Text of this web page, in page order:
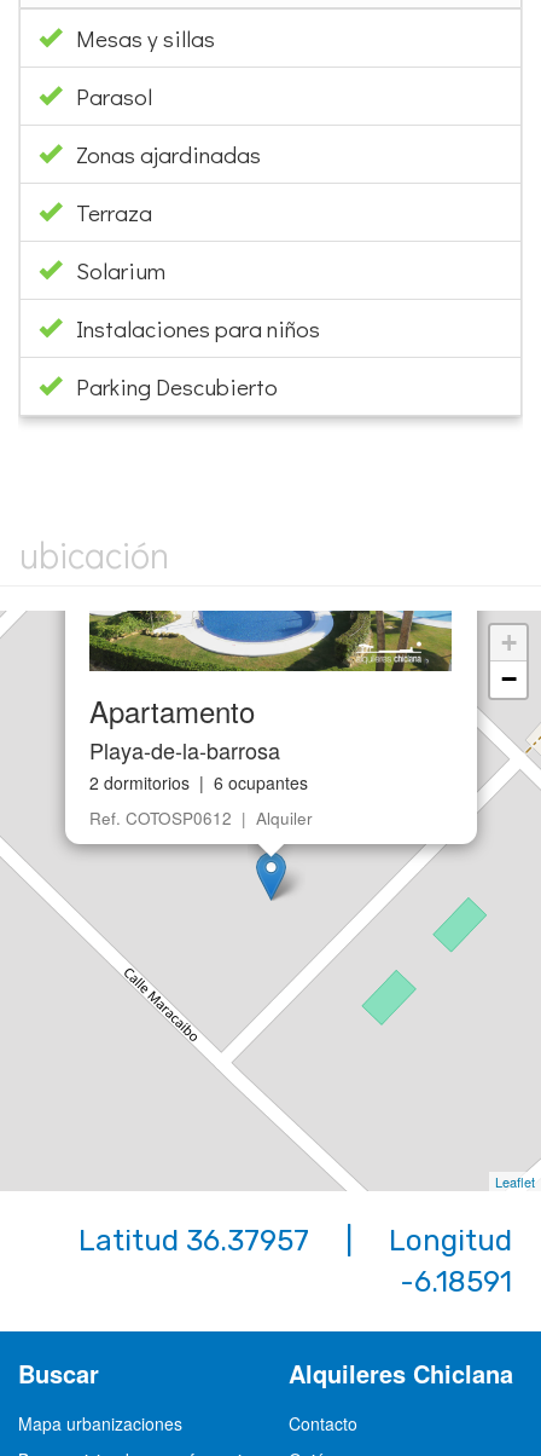
Mesas y sillas
Parasol
Zonas ajardinadas
Terraza
Solarium
Instalaciones para niños
Parking Descubierto
ubicación
Apartamento
Playa-de-la-barrosa
2 dormitorios | 6 ocupantes
Ref. COTOSP0612 | Alquiler
+
−
Leaflet
Latitud 36.37957 | Longitud
-6.18591
Buscar
Mapa urbanizaciones
Alquileres Chiclana
Contacto